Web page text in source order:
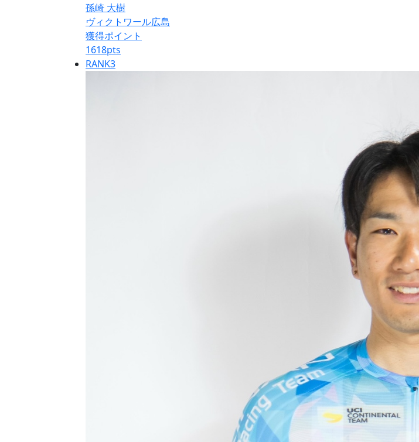
孫崎 大樹
ヴィクトワール広島
獲得ポイント
1618pts
RANK3